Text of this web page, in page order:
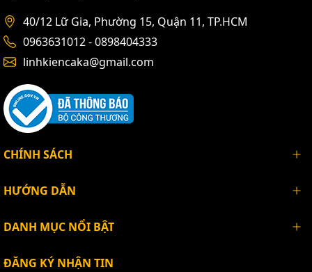
40/12 Lữ Gia, Phường 15, Quận 11, TP.HCM
0963631012 - 0898404333
linhkiencaka@gmail.com
CHÍNH SÁCH
HƯỚNG DẪN
DANH MỤC NỔI BẬT
ĐĂNG KÝ NHẬN TIN